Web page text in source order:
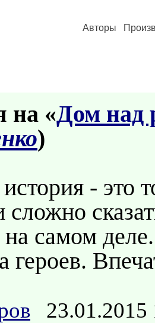
Авторы
на «Дом над
)
- это
сложно
самом
героев.